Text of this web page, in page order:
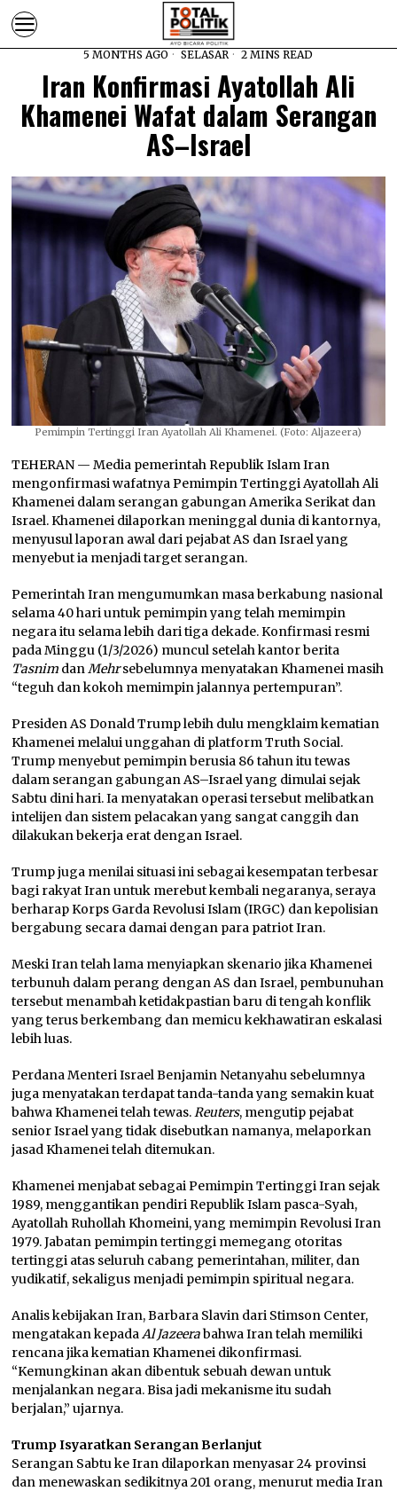
5 MONTHS AGO SELASAR 2 MINS READ
Iran Konfirmasi Ayatollah Ali
Khamenei Wafat dalam Serangan
AS–Israel
Pemimpin Tertinggi Iran Ayatollah Ali Khamenei. (Foto: Aljazeera)
TEHERAN — Media pemerintah Republik Islam Iran
mengonfirmasi wafatnya Pemimpin Tertinggi Ayatollah Ali
Khamenei dalam serangan gabungan Amerika Serikat dan
Israel. Khamenei dilaporkan meninggal dunia di kantornya,
menyusul laporan awal dari pejabat AS dan Israel yang
menyebut ia menjadi target serangan.
Pemerintah Iran mengumumkan masa berkabung nasional
selama 40 hari untuk pemimpin yang telah memimpin
negara itu selama lebih dari tiga dekade. Konfirmasi resmi
pada Minggu (1/3/2026) muncul setelah kantor berita
Tasnim danMehrsebelumnya menyatakan Khamenei masih
“teguh dan kokoh memimpin jalannya pertempuran”.
Presiden AS Donald Trump lebih dulu mengklaim kematian
Khamenei melalui unggahan di platform Truth Social.
Trump menyebut pemimpin berusia 86 tahun itu tewas
dalam serangan gabungan AS–Israel yang dimulai sejak
Sabtu dini hari. Ia menyatakan operasi tersebut melibatkan
intelijen dan sistem pelacakan yang sangat canggih dan
dilakukan bekerja erat dengan Israel.
Trump juga menilai situasi ini sebagai kesempatan terbesar
bagi rakyat Iran untuk merebut kembali negaranya, seraya
berharap Korps Garda Revolusi Islam (IRGC) dan kepolisian
bergabung secara damai dengan para patriot Iran.
Meski Iran telah lama menyiapkan skenario jika Khamenei
terbunuh dalam perang dengan AS dan Israel, pembunuhan
tersebut menambah ketidakpastian baru di tengah konflik
yang terus berkembang dan memicu kekhawatiran eskalasi
lebih luas.
Perdana Menteri Israel Benjamin Netanyahu sebelumnya
juga menyatakan terdapat tanda-tanda yang semakin kuat
bahwa Khamenei telah tewas.Reuters, mengutip pejabat
senior Israel yang tidak disebutkan namanya, melaporkan
jasad Khamenei telah ditemukan.
Khamenei menjabat sebagai Pemimpin Tertinggi Iran sejak
1989, menggantikan pendiri Republik Islam pasca-Syah,
Ayatollah Ruhollah Khomeini, yang memimpin Revolusi Iran
1979. Jabatan pemimpin tertinggi memegang otoritas
tertinggi atas seluruh cabang pemerintahan, militer, dan
yudikatif, sekaligus menjadi pemimpin spiritual negara.
Analis kebijakan Iran, Barbara Slavin dari Stimson Center,
mengatakan kepadaAl Jazeerabahwa Iran telah memiliki
rencana jika kematian Khamenei dikonfirmasi.
“Kemungkinan akan dibentuk sebuah dewan untuk
menjalankan negara. Bisa jadi mekanisme itu sudah
berjalan,” ujarnya.
Trump Isyaratkan Serangan Berlanjut
Serangan Sabtu ke Iran dilaporkan menyasar 24 provinsi
dan menewaskan sedikitnya 201 orang, menurut media Iran